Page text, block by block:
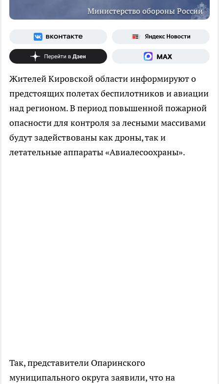
Министерство обороны России
Жителей Кировской области информируют о
предстоящих полетах беспилотников и авиации
над регионом. В период повышенной пожарной
опасности для контроля за лесными массивами
будут задействованы как дроны, так и
летательные аппараты «Авиалесоохраны».
Так, представители Опаринского
муниципального округа заявили, что на